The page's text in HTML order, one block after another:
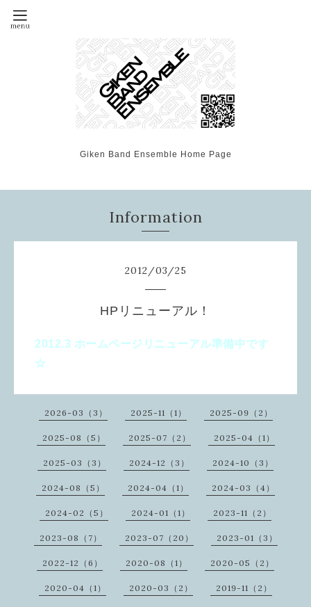
Giken Band Ensemble Home Page
Information
2012/03/25
HPリニューアル！
2012.3 ホームページリニューアル準備中です
☆
2026-03（3） 2025-11（1） 2025-09（2）
2025-08（5） 2025-07（2） 2025-04（1）
2025-03（3） 2024-12（3） 2024-10（3）
2024-08（5） 2024-04（1） 2024-03（4）
2024-02（5） 2024-01（1） 2023-11（2）
2023-08（7） 2023-07（20） 2023-01（3）
2022-12（6） 2020-08（1） 2020-05（2）
2020-04（1） 2020-03（2） 2019-11（2）